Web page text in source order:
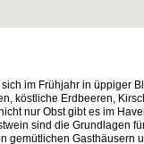
im Frühjahr in üppiger
köstliche Erdbeeren,
nur Obst gibt es im
sind die Grundlagen
gemütlichen Gasthäusern